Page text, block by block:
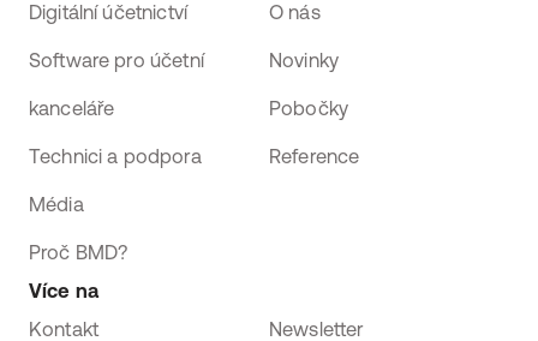
Digitální účetnictví
Software pro účetní
kanceláře
Technici a podpora
Média
Proč BMD?
O nás
Novinky
Pobočky
Reference
Více na
Kontakt
Newsletter